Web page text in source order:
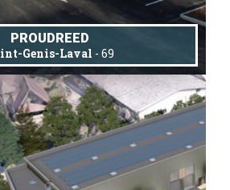
PROUDREED
Genis-Laval - 69